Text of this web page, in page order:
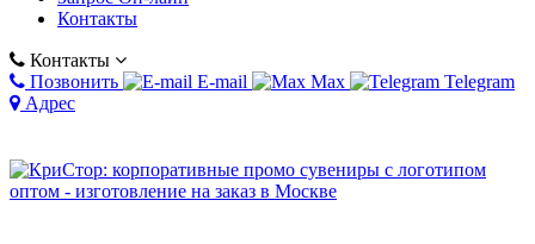
Контакты
Контакты
Позвонить
E-mail Max
Telegram
Адрес